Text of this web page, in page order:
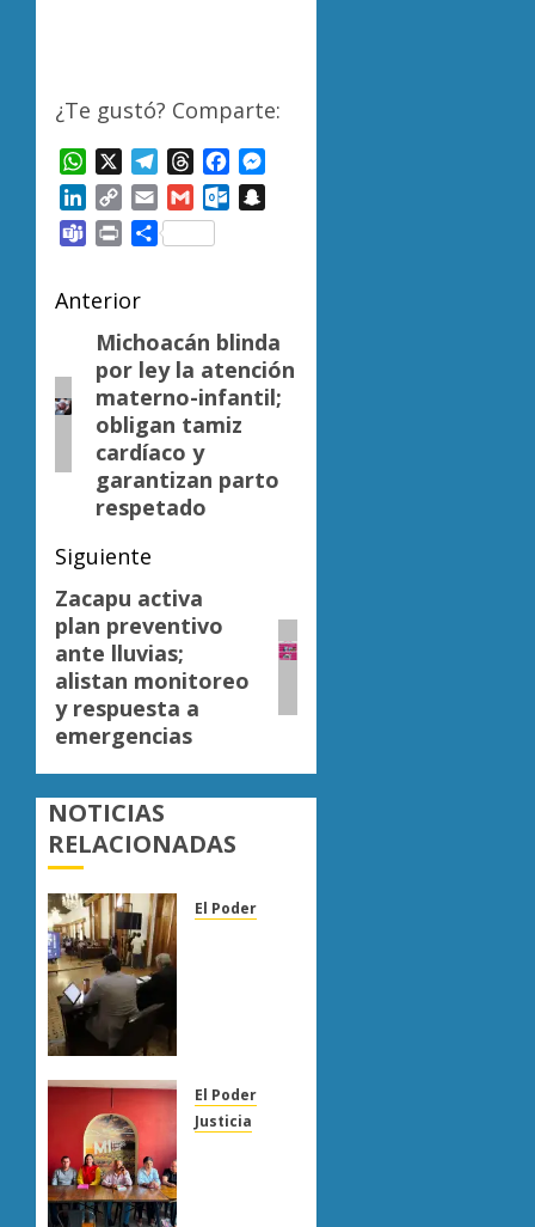
¿Te gustó? Comparte:
WhatsAppTelegram
ThreadsFacebook
LinkedIn
Copy
Link
Email GmailOutlook.com
TeamsPrintCompartir
Navegación
entradas
Anterior
Entrada
anterior:
Michoacán blinda
por ley la atención
materno-infantil;
obligan tamiz
cardíaco y
garantizan parto
respetado
Siguiente
Siguiente
entrada:
Zacapu activa
plan preventivo
ante lluvias;
alistan monitoreo
y respuesta a
emergencias
NOTICIAS
RELACIONADAS
El Poder
Municipal
para
El Poder
Justicia